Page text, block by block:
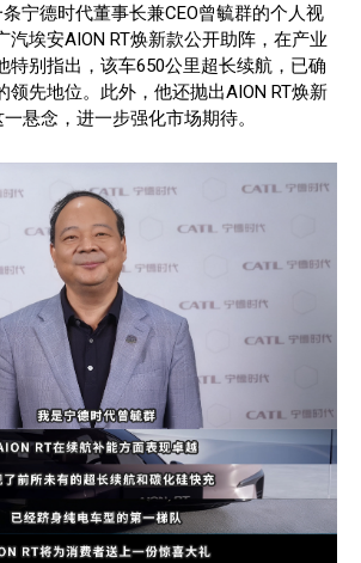
宁德时代董事长兼CEO曾毓群的个人视
汽埃安AION RT焕新款公开助阵，在产业
特别指出，该车650公里超长续航，已确
领先地位。此外，他还抛出AION RT焕新
悬念，进一步强化市场期待。